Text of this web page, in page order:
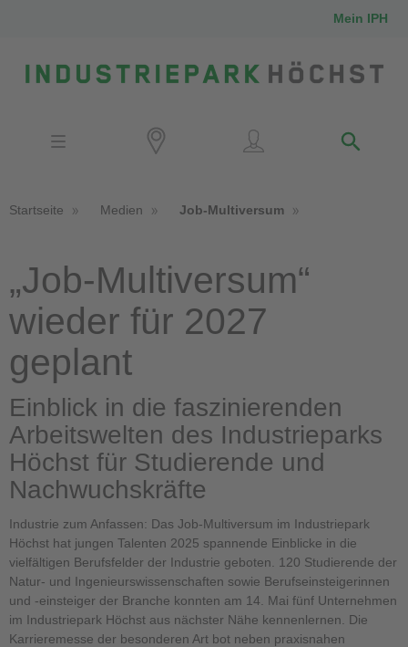
Mein IPH
IPH-Mitarbeiter
Kontakt
Startseite Medien Job-Multiversum
„Job-Multiversum“
wieder für 2027
geplant
Einblick in die faszinierenden
Arbeitswelten des Industrieparks
Höchst für Studierende und
Nachwuchskräfte
Industrie zum Anfassen: Das Job-Multiversum im Industriepark
Höchst hat jungen Talenten 2025 spannende Einblicke in die
vielfältigen Berufsfelder der Industrie geboten. 120 Studierende der
Natur- und Ingenieurswissenschaften sowie Berufseinsteigerinnen
und -einsteiger der Branche konnten am 14. Mai fünf Unternehmen
im Industriepark Höchst aus nächster Nähe kennenlernen. Die
Karrieremesse der besonderen Art bot neben praxisnahen